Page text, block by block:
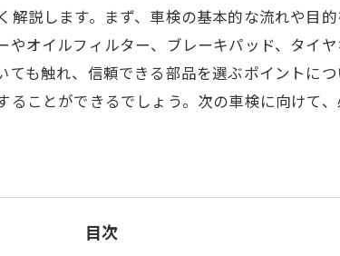
説します。まず、車検の基本的な流れや目
オイルフィルター、ブレーキパッド、タイ
も触れ、信頼できる部品を選ぶポイントに
ことができるでしょう。次の車検に向けて
目次